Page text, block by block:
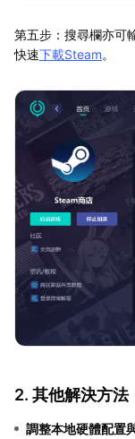
第五步：搜尋欄亦可
快速下載Steam。
2. 其他解決方法
調整本地硬體配置